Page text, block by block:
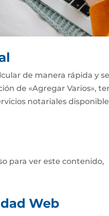
de manera rápida y
de «Agregar Varios»,
notariales
para ver este contenido,
Web